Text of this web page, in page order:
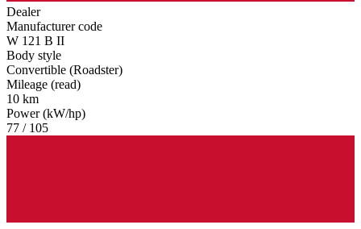
Dealer
Manufacturer code
W 121 B II
Body style
Convertible (Roadster)
Mileage (read)
10 km
Power (kW/hp)
77 / 105